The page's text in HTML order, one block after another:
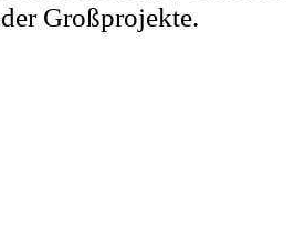
Großprojekte.